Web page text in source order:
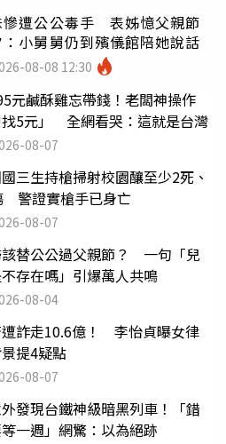
慘遭公公毒手 表姊憶父親節
小舅舅仍到殯儀館陪她說話
08-08 12:30
元鹹酥雞忘帶錢！老闆神操作
找5元」 全網看哭：這就是台灣
08-07
三生持槍掃射校園釀至少2死、
警證實槍手已身亡
08-07
替公公過父親節？ 一句「兒
存在嗎」引爆萬人共鳴
08-04
詐走10.6億！ 李怡貞曝女律
提4疑點
08-07
發現台鐵神級暗黑列車！「錯
一週」網驚：以為絕跡